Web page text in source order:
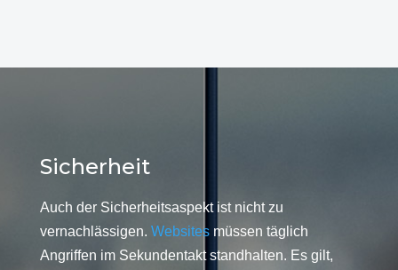
Sicherheit
Auch der Sicherheitsaspekt ist nicht zu
vernachlässigen. Websitesmüssen täglich
Angriffen im Sekundentakt standhalten. Es gilt,